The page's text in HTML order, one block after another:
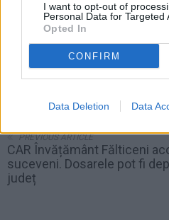
I want to opt-out of
Personal Data for Targeted
Opted In
CONFIRM
Data Deletion Data
Pompierii au scos un
PREVIOUS ARTICLE
CAR Învățământ Fălticeni
suceveni. Dosarele pot fi
județ